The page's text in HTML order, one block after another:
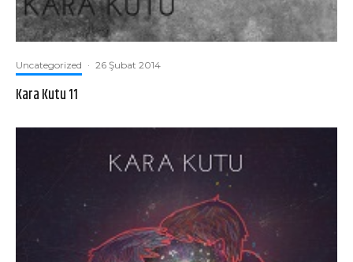
Uncategorized · 26 Şubat 2014
Kara Kutu 11